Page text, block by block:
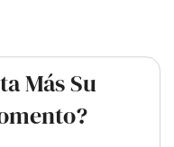
Más Su